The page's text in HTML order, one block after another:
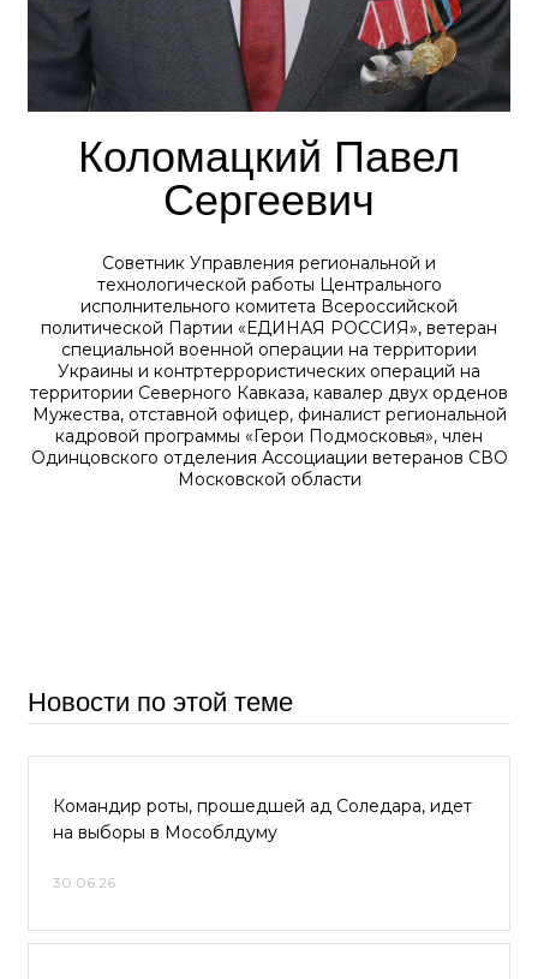
Коломацкий Павел
Сергеевич
Советник Управления региональной и
технологической работы Центрального
исполнительного комитета Всероссийской
политической Партии «ЕДИНАЯ РОССИЯ», ветеран
специальной военной операции на территории
Украины и контртеррористических операций на
территории Северного Кавказа, кавалер двух орденов
Мужества, отставной офицер, финалист региональной
кадровой программы «Герои Подмосковья», член
Одинцовского отделения Ассоциации ветеранов СВО
Московской области
Новости по этой теме
Командир роты, прошедшей ад Соледара, идет
на выборы в Мособлдуму
30.06.26